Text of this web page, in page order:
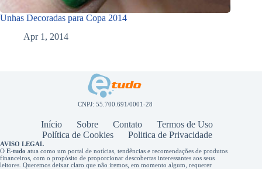
Unhas Decoradas para Copa 2014
Apr 1, 2014
CNPJ: 55.700.691/0001-28
Início Sobre Contato
Termos de Uso
Política de Cookies
Politica de Privacidade
AVISO LEGAL
O E-tudo atua como um portal de notícias, tendências e recomendações de produtos
financeiros, com o propósito de proporcionar descobertas interessantes aos seus
leitores. Queremos deixar claro que não iremos, em momento algum, requerer